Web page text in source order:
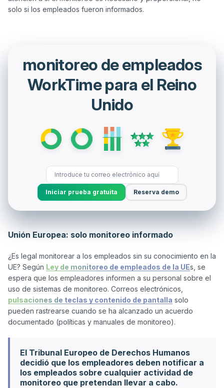
monitoreo de empleados
WorkTime para el Reino
Unido
Iniciar prueba gratuita Reserva demo
Unión Europea: solo monitoreo informado
¿Es legal monitorear a los empleados sin su conocimiento en la
UE? Según Ley de monitoreo de empleados de la UEs, se
espera que los empleadores informen a su personal sobre el
pulsaciones de teclas y contenido de pantalla solo
pueden rastrearse cuando se ha alcanzado un acuerdo
El Tribunal Europeo de Derechos Humanos
decidió que los empleadores deben notificar a
los empleados sobre cualquier actividad de
monitoreo que pretendan llevar a cabo.